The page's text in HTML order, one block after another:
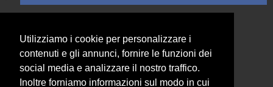
Utilizziamo i cookie per personalizzare i
contenuti e gli annunci, fornire le funzioni dei
social media e analizzare il nostro traffico.
Inoltre forniamo informazioni sul modo in cui
CONTATTI
3385262752